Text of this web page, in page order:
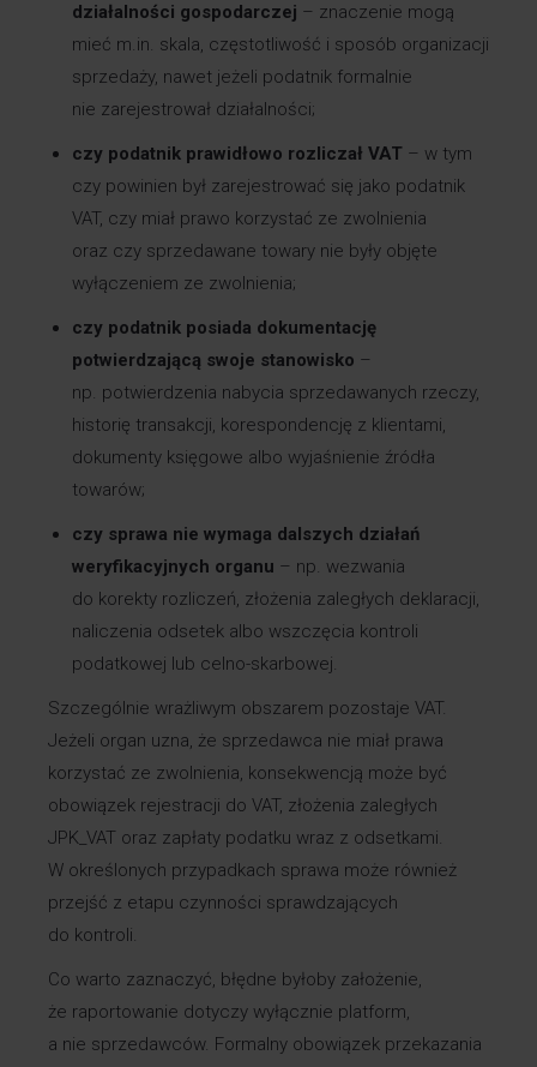
działalności gospodarczej – znaczenie mogą
mieć m.in. skala, częstotliwość i sposób organizacji
sprzedaży, nawet jeżeli podatnik formalnie
nie zarejestrował działalności;
czy podatnik prawidłowo rozliczał VAT – w tym
czy powinien był zarejestrować się jako podatnik
VAT, czy miał prawo korzystać ze zwolnienia
oraz czy sprzedawane towary nie były objęte
wyłączeniem ze zwolnienia;
czy podatnik posiada dokumentację
potwierdzającą swoje stanowisko –
np. potwierdzenia nabycia sprzedawanych rzeczy,
historię transakcji, korespondencję z klientami,
dokumenty księgowe albo wyjaśnienie źródła
towarów;
czy sprawa nie wymaga dalszych działań
weryfikacyjnych organu – np. wezwania
do korekty rozliczeń, złożenia zaległych deklaracji,
naliczenia odsetek albo wszczęcia kontroli
podatkowej lub celno-skarbowej.
Szczególnie wrażliwym obszarem pozostaje VAT.
Jeżeli organ uzna, że sprzedawca nie miał prawa
korzystać ze zwolnienia, konsekwencją może być
obowiązek rejestracji do VAT, złożenia zaległych
JPK_VAT oraz zapłaty podatku wraz z odsetkami.
W określonych przypadkach sprawa może również
przejść z etapu czynności sprawdzających
do kontroli.
Co warto zaznaczyć, błędne byłoby założenie,
że raportowanie dotyczy wyłącznie platform,
a nie sprzedawców. Formalny obowiązek przekazania